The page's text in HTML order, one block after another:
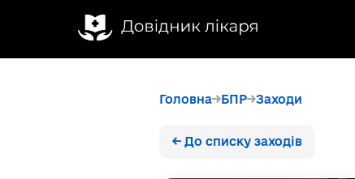
Головна БПР Заходи
← До списку заходів